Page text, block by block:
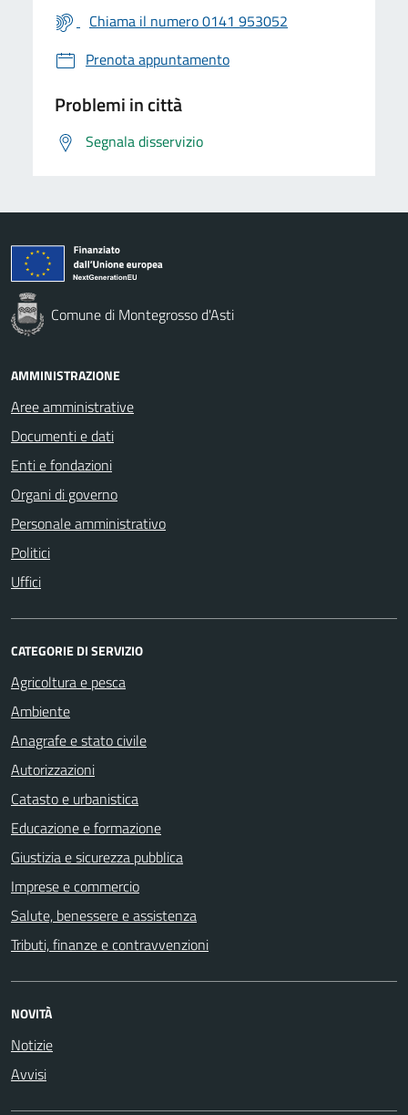
Chiama il numero 0141 953052
Prenota appuntamento
Problemi in città
Segnala disservizio
Comune di Montegrosso d'Asti
AMMINISTRAZIONE
Aree amministrative
Documenti e dati
Enti e fondazioni
Organi di governo
Personale amministrativo
Politici
Uffici
CATEGORIE DI SERVIZIO
Agricoltura e pesca
Ambiente
Anagrafe e stato civile
Autorizzazioni
Catasto e urbanistica
Educazione e formazione
Giustizia e sicurezza pubblica
Imprese e commercio
Salute, benessere e assistenza
Tributi, finanze e contravvenzioni
NOVITÀ
Notizie
Avvisi